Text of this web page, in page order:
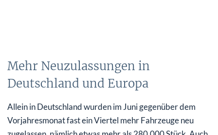
Mehr Neuzulassungen in
Deutschland und Europa
Allein in Deutschland wurden im Juni gegenüber dem
Vorjahresmonat fast ein Viertel mehr Fahrzeuge neu